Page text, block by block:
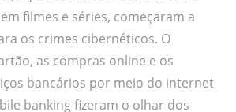
filmes e séries, começaram a
os crimes cibernéticos. O
as compras online e os
bancários por meio do internet
banking fizeram o olhar dos